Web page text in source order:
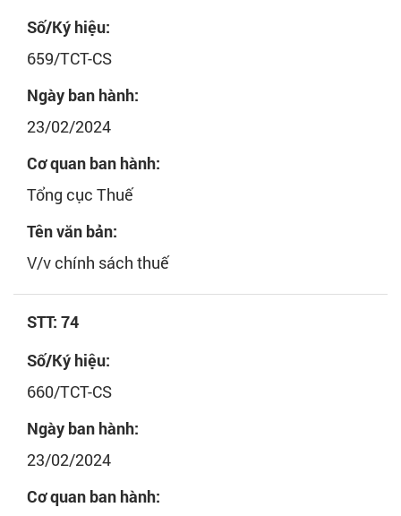
Số/Ký hiệu:
659/TCT-CS
Ngày ban hành:
23/02/2024
Cơ quan ban hành:
Tổng cục Thuế
Tên văn bản:
V/v chính sách thuế
STT: 74
Số/Ký hiệu:
660/TCT-CS
Ngày ban hành:
23/02/2024
Cơ quan ban hành: